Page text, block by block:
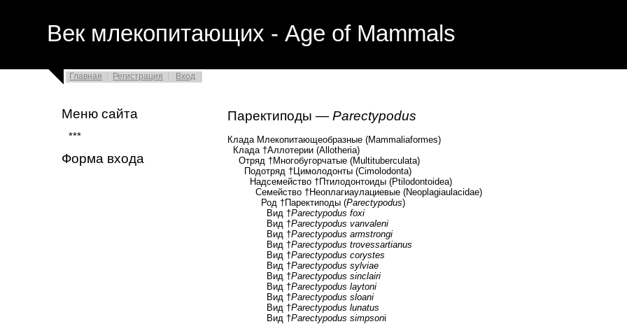
Век млекопитающих - Age of Mammals
Главная Регистрация Вход
Меню сайта
***
Форма входа
Паректиподы — Parectypodus
Клада Млекопитающеобразные (Mammaliaformes)
Клада †Аллотерии (Allotheria)
Отряд †Многобугорчатые (Multituberculata)
Подотряд †Цимолодонты (Cimolodonta)
Надсемейство †Птилодонтоиды (Ptilodontoidea)
Семейство †Неоплагиаулациевые (Neoplagiaulacidae)
Род †Паректиподы (Parectypodus)
Вид †Parectypodus foxi
Вид †Parectypodus vanvaleni
Вид †Parectypodus armstrongi
Вид †Parectypodus trovessartianus
Вид †Parectypodus corystes
Вид †Parectypodus sylviae
Вид †Parectypodus sinclairi
Вид †Parectypodus laytoni
Вид †Parectypodus sloani
Вид †Parectypodus lunatus
Вид †Parectypodus simpsoni